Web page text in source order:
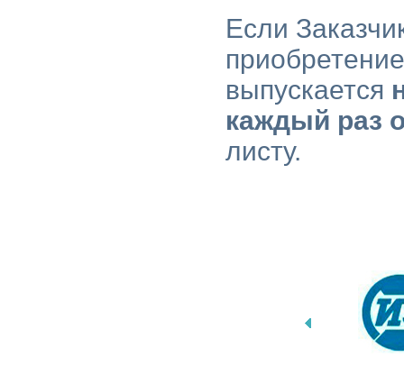
Если
выпускается
каждый раз
листу.